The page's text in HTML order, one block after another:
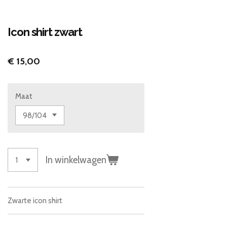
Icon shirt zwart
€ 15,00
Maat
In winkelwagen
Zwarte icon shirt